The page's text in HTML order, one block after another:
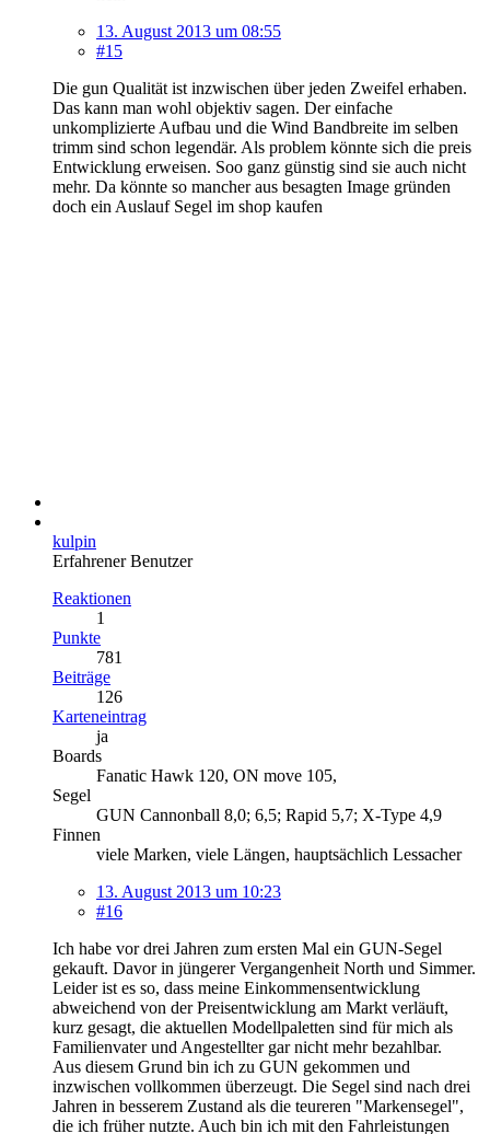
13. August 2013 um 08:55
#15
Die gun Qualität ist inzwischen über jeden Zweifel erhaben.
Das kann man wohl objektiv sagen. Der einfache
unkomplizierte Aufbau und die Wind Bandbreite im selben
trimm sind schon legendär. Als problem könnte sich die preis
Entwicklung erweisen. Soo ganz günstig sind sie auch nicht
mehr. Da könnte so mancher aus besagten Image gründen
doch ein Auslauf Segel im shop kaufen
kulpin
Erfahrener Benutzer
Reaktionen
1
Punkte
781
Beiträge
126
Karteneintrag
ja
Boards
Fanatic Hawk 120, ON move 105,
Segel
GUN Cannonball 8,0; 6,5; Rapid 5,7; X-Type 4,9
Finnen
viele Marken, viele Längen, hauptsächlich Lessacher
13. August 2013 um 10:23
#16
Ich habe vor drei Jahren zum ersten Mal ein GUN-Segel
gekauft. Davor in jüngerer Vergangenheit North und Simmer.
Leider ist es so, dass meine Einkommensentwicklung
abweichend von der Preisentwicklung am Markt verläuft,
kurz gesagt, die aktuellen Modellpaletten sind für mich als
Familienvater und Angestellter gar nicht mehr bezahlbar.
Aus diesem Grund bin ich zu GUN gekommen und
inzwischen vollkommen überzeugt. Die Segel sind nach drei
Jahren in besserem Zustand als die teureren "Markensegel",
die ich früher nutzte. Auch bin ich mit den Fahrleistungen